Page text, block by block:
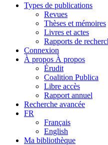
Types de publications
Revues
Thèses et mémoires
Livres et actes
Rapports de
Connexion
À propos À propos
Érudit
Coalition Publica
Libre accès
Rapport annuel
Recherche avancée
FR
Français
English
Ma bibliothèque